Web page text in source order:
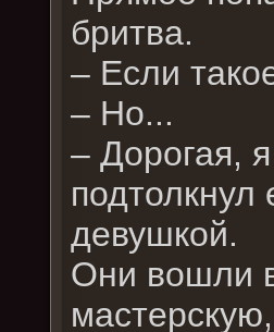
бритва.
– Если
– Но...
– Дорогая,
подтолкнул
девушкой.
Они вошли